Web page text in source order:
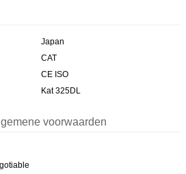
Japan
CAT
CE ISO
Kat 325DL
voorwaarden